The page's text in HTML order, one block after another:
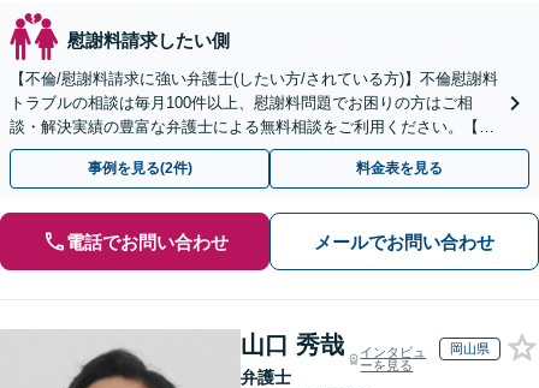
慰謝料請求したい側
【不倫/慰謝料請求に強い弁護士(したい方/されている方)】不倫慰謝料
トラブルの相談は毎月100件以上、慰謝料問題でお困りの方はご相
談・解決実績の豊富な弁護士による無料相談をご利用ください。【不
倫相談は初回0円】【全国対応】
事例を見る(2件) 料金表を見る
電話でお問い合わせ メールでお問い合わせ
山口 秀哉
弁護士
インタビュ
ーを見る
岡山県